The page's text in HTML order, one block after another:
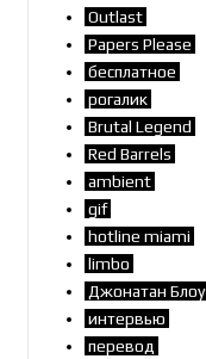
Outlast
Papers Please
бесплатное
рогалик
Brutal Legend
Red Barrels
ambient
gif
hotline miami
limbo
Джонатан Блоу
интервью
перевод